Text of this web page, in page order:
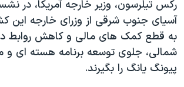
گالری عکس
آرشیو پخش زنده
اعتراضات زن، زندگی، آزادی
مجموعه مستندهای دادخواهی
تریبونال مردمی آبان ۹۸
دادگاه حمید نوری
رکس تیلرسون، وزیر خارجه آمریکا، در
آسیای جنوب شرقی از وزرای خارجه این
به قطع کمک های مالی و کاهش روابط
شمالی، جلوی توسعه برنامه هسته ای
پیونگ یانگ را بگیرند.